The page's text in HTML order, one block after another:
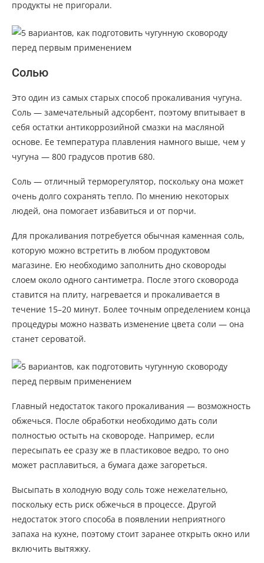
продукты не пригорали.
Солью
Это один из самых старых способ прокаливания чугуна.
Соль — замечательный адсорбент, поэтому впитывает в
себя остатки антикоррозийной смазки на масляной
основе. Ее температура плавления намного выше, чем у
чугуна — 800 градусов против 680.
Соль — отличный терморегулятор, поскольку она может
очень долго сохранять тепло. По мнению некоторых
людей, она помогает избавиться и от порчи.
Для прокаливания потребуется обычная каменная соль,
которую можно встретить в любом продуктовом
магазине. Ею необходимо заполнить дно сковороды
слоем около одного сантиметра. После этого сковорода
ставится на плиту, нагревается и прокаливается в
течение 15–20 минут. Более точным определением конца
процедуры можно назвать изменение цвета соли — она
станет сероватой.
Главный недостаток такого прокаливания — возможность
обжечься. После обработки необходимо дать соли
полностью остыть на сковороде. Например, если
пересыпать ее сразу же в пластиковое ведро, то оно
может расплавиться, а бумага даже загореться.
Высыпать в холодную воду соль тоже нежелательно,
поскольку есть риск обжечься в процессе. Другой
недостаток этого способа в появлении неприятного
запаха на кухне, поэтому стоит заранее открыть окно или
включить вытяжку.